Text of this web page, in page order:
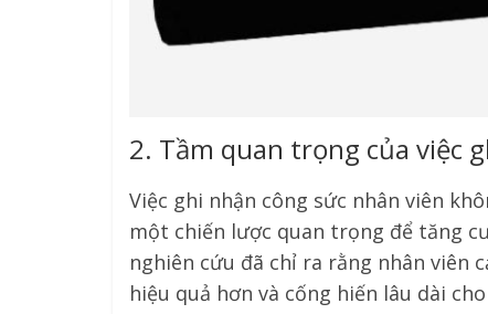
2. Tầm quan trọng của việc
Việc ghi nhận công sức nhân viên
một chiến lược quan trọng để tăng
nghiên cứu đã chỉ ra rằng nhân viên
hiệu quả hơn và cống hiến lâu dài